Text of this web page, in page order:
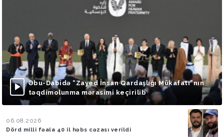
Əbu-Dabidə “Zayed İnsan Qardaşlığı Mükafatı”nın
təqdimolunma mərasimi keçirilib
06.08.2026
Dörd milli fəala 40 il həbs cəzası verildi